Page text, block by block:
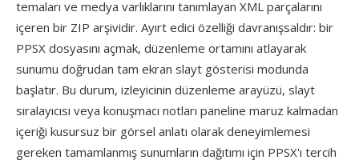
temaları ve medya varlıklarını tanımlayan XML parçalarını
içeren bir ZIP arşividir. Ayırt edici özelliği davranışsaldır: bir
PPSX dosyasını açmak, düzenleme ortamını atlayarak
sunumu doğrudan tam ekran slayt gösterisi modunda
başlatır. Bu durum, izleyicinin düzenleme arayüzü, slayt
sıralayıcısı veya konuşmacı notları paneline maruz kalmadan
içeriği kusursuz bir görsel anlatı olarak deneyimlemesi
gereken tamamlanmış sunumların dağıtımı için PPSX'ı tercih